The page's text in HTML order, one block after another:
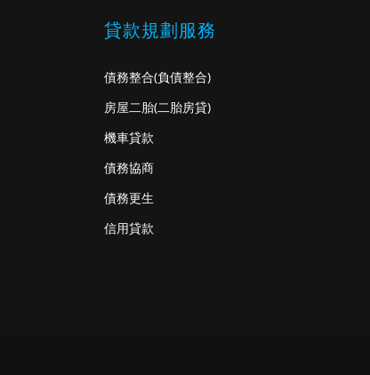
貸款規劃服務
債務整合(負債整合)
房屋二胎(二胎房貸)
機車貸款
債務協商
債務更生
信用貸款